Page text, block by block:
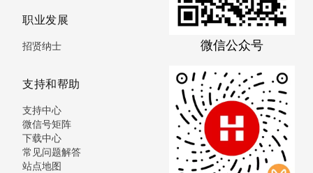
职业发展
招贤纳士
支持和帮助
支持中心
微信号矩阵
下载中心
常见问题解答
站点地图
微信公众号